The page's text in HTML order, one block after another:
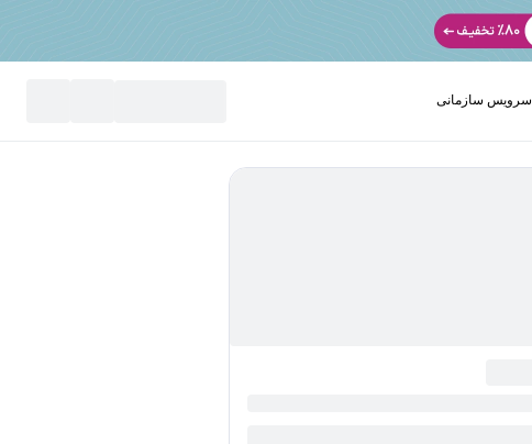
سرویس سازمانی